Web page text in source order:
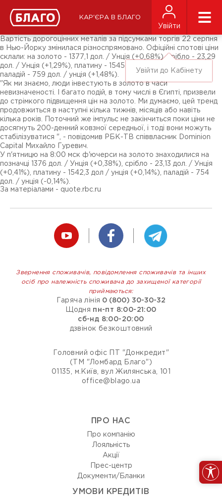
КАР'ЄРА В БЛАГО
Увійти
Увійти до Кабінету
ЗМІ про нас
Підписники соц-мереж
Ярмарки
Вартість дорогоцінних металів за підсумками торгів 22 серпня
в Нью-Йорку змінилася різноспрямовано. Офіційні спотові ціни
склали: на золото - 1377,1 дол. / Унція (+0,68%), срібло - 23,29
дол. / Унція (+1,29%), платину - 1545 дол. / Унція (+1 , 72%),
паладій - 759 дол. / унція (+1,48%).
"Як ми знаємо, люди інвестують в золото в часи
невизначеності. І багато подій, в тому числі в Єгипті, призвели
до стрімкого підвищення цін на золото. Ми думаємо, цей тренд
продовжиться в наступні кілька тижнів, місяців або навіть
кілька років. Поточний же імпульс не закінчиться поки ціни не
досягнуть 200-денний ковзної середньої, і тоді вони можуть
стабілізуватися ", - повідомив РБК-ТВ співвласник Dominion
Capital Михайло Гуревич.
У п'ятницю на 8:00 мск ф'ючерси на золото знаходилися на
позначці 1376 дол. / Унція (+0,38%), срібло - 23,13 дол. / Унція
(+0,41%), платину - 1542,3 дол / унція (+0,14%), паладій - 754
дол. / унція (-0,14%).
За матеріалами - quote.rbc.ru
Звернення споживачів, повідомлення споживачів та інших
осіб про належність споживача до захищеної категорії
приймаються:
Гаряча лінія 0 (800) 30-30-32
Щодня пн-пт 8:00-21:00
сб-нд 8:00-20:00
дзвінок безкоштовний
Головний офіс ПТ "Донкредит"
(ТМ "Ломбард Благо")
01135, м.Київ, вул Жилянська, 101
office@blago.ua
ПРО НАС
Про компанію
Лояльність
Акції
Прес-центр
Документи/Бланки
УМОВИ КРЕДИТІВ